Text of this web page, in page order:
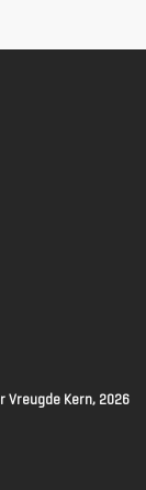
Vreugde Kern, 2026